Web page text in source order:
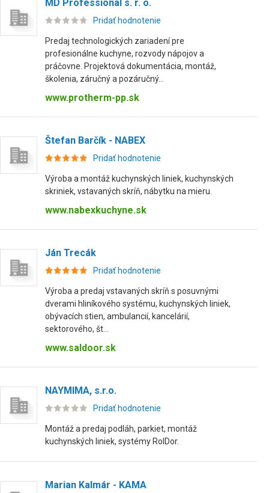
MD Professional s. r. o.
Pridať hodnotenie
Predaj technologických zariadení pre
profesionálne kuchyne, rozvody nápojov a
práčovne. Projektová dokumentácia, montáž,
školenia, záručný a pozáručný...
www.protherm-pp.sk
Štefan Barčík - NABEX
Pridať hodnotenie
Výroba a montáž kuchynských liniek, kuchynských
skriniek, vstavaných skríň, nábytku na mieru.
www.nabexkuchyne.sk
Ján Trecák
Pridať hodnotenie
Výroba a predaj vstavaných skríň s posuvnými
dverami hliníkového systému, kuchynských liniek,
obývacích stien, ambulancií, kancelárií,
sektorového, št...
www.saldoor.sk
NAYMIMA, s.r.o.
Pridať hodnotenie
Montáž a predaj podláh, parkiet, montáž
kuchynských liniek, systémy RolDor.
Marian Kalmár - KAMA